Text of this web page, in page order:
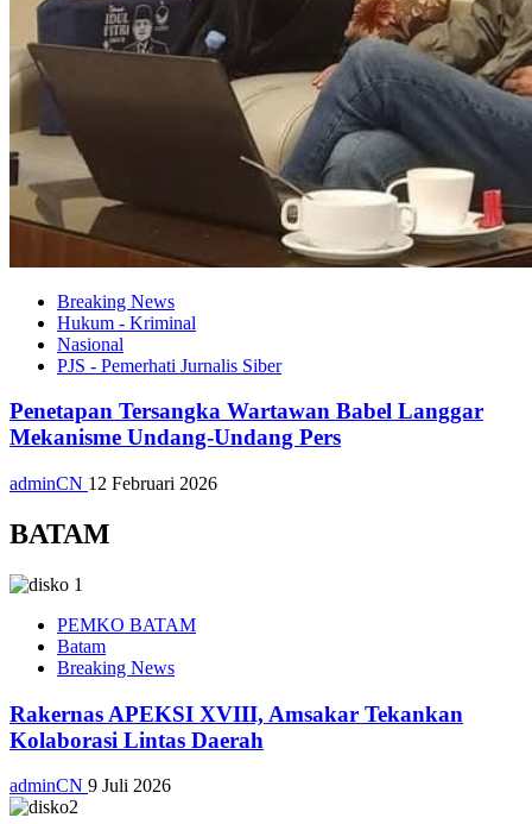
Breaking News
Hukum - Kriminal
Nasional
PJS - Pemerhati Jurnalis Siber
Penetapan Tersangka Wartawan Babel Langgar
Mekanisme Undang-Undang Pers
adminCN 12 Februari 2026
BATAM
PEMKO BATAM
Batam
Breaking News
Rakernas APEKSI XVIII, Amsakar Tekankan
Kolaborasi Lintas Daerah
adminCN 9 Juli 2026